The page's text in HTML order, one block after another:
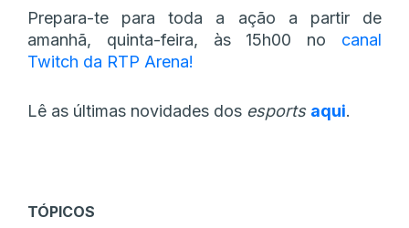
Prepara-te para toda a ação a partir de
amanhã, quinta-feira, às 15h00 no canal
Twitch da RTP Arena!
Lê as últimas novidades dos esports aqui.
TÓPICOS